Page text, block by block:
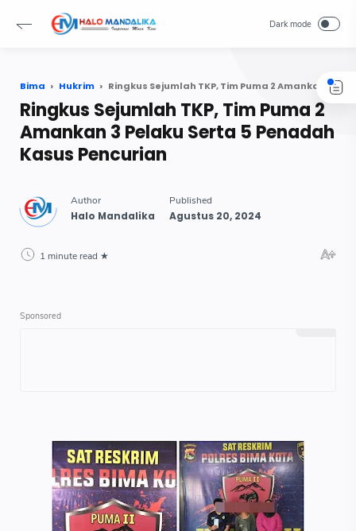
Bima Hukrim Ringkus Sejumlah TKP, Tim Puma 2 Amankan 3 Pelaku Serta 5 Penadah Kasus Pencurian
Ringkus Sejumlah TKP, Tim Puma 2
Amankan 3 Pelaku Serta 5 Penadah
Kasus Pencurian
1 minute read